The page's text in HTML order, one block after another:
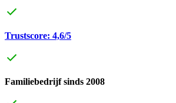
Trustscore: 4,6/5
Familiebedrijf sinds 2008